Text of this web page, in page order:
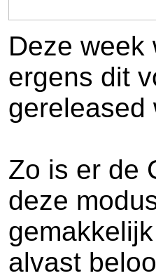
Deze week
ergens dit
gereleased
Zo is er de
deze
alvast